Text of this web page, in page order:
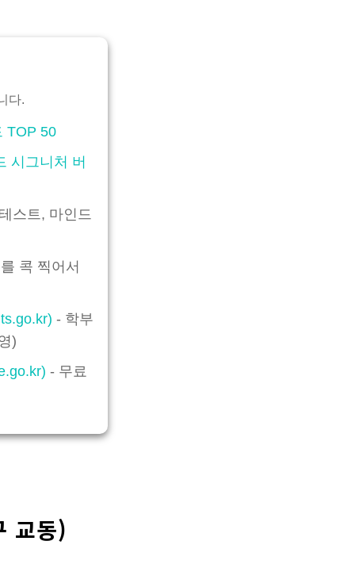
다.
TOP 50
시그니처 버
스트, 마인드
콕 찍어서
- 학부
)
- 무료
교동)